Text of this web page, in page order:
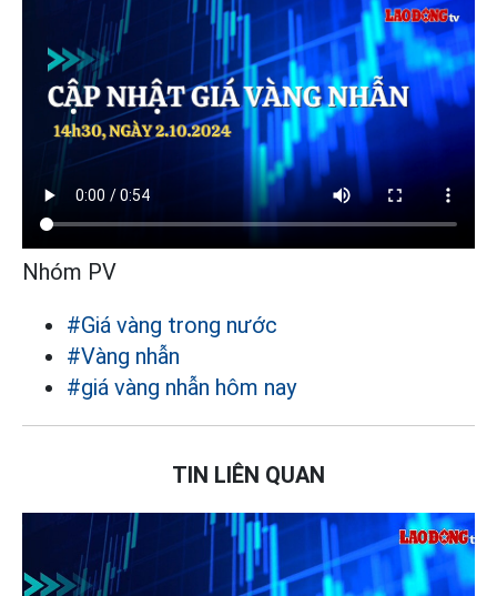
Nhóm PV
#Giá vàng trong nước
#Vàng nhẫn
#giá vàng nhẫn hôm nay
TIN LIÊN QUAN